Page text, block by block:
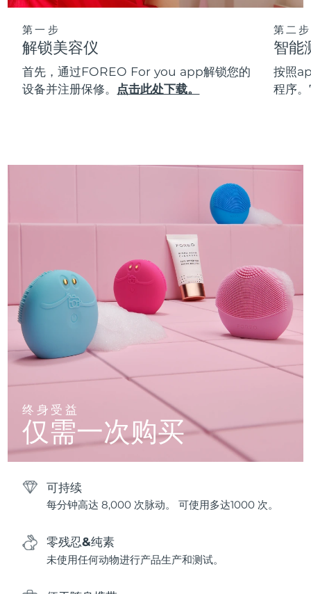
第一步
解锁美容仪
首先，通过FOREO For you app解锁您的
设备并注册保修。 点击此处下载。
第二步
智能
按照
程序
终身受益
仅需一次购买
可持续
每分钟高达 8,000 次脉动。 可使用多达1000 次。
零残忍&纯素
未使用任何动物进行产品生产和测试。